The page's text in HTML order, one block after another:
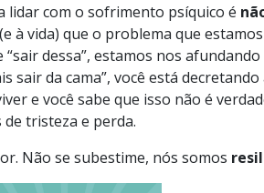
com o sofrimento psíquico é
à vida) que o problema que
dessa”, estamos nos
sair da cama”, você está
e você sabe que isso não é
tristeza e perda.
Não se subestime, nós somos